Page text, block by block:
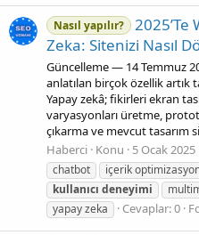
Nasıl yapılır?
2025’Te
Zeka: Sitenizi Nasıl
Güncelleme — 14 Temmuz
anlatılan birçok özellik artık
Yapay zekâ; fikirleri ekran
varyasyonları üretme,
çıkarma ve mevcut tasarım
Haberci Konu 5 Ocak 2025
chatbot
içerik
kullanıcı deneyimi
yapay zeka
Cevaplar: 0